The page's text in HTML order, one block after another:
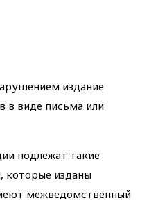
издание
в виде письма или
подлежат такие
которые изданы
межведомственный